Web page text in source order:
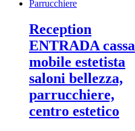
Reception
ENTRADA cassa
mobile estetista
saloni bellezza,
parrucchiere,
centro estetico